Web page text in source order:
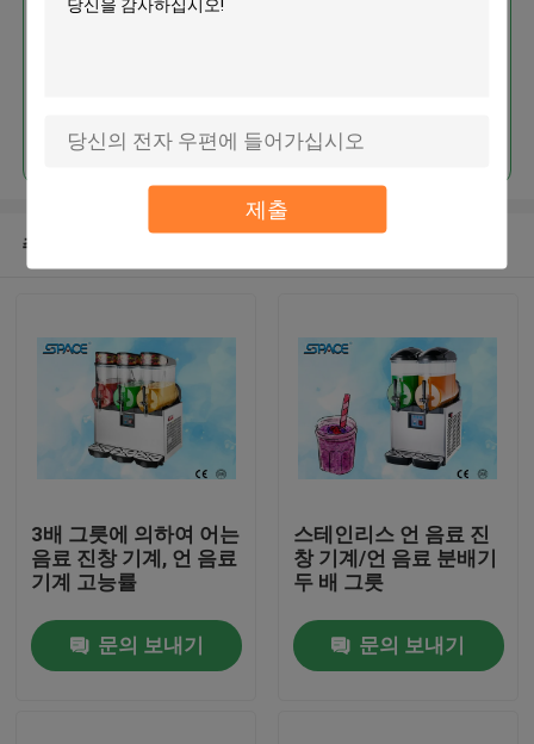
제출
추천된 제품
3배 그릇에 의하여 어는
음료 진창 기계, 언 음료
기계 고능률
문의 보내기
스테인리스 언 음료 진
창 기계/언 음료 분배기
두 배 그릇
문의 보내기